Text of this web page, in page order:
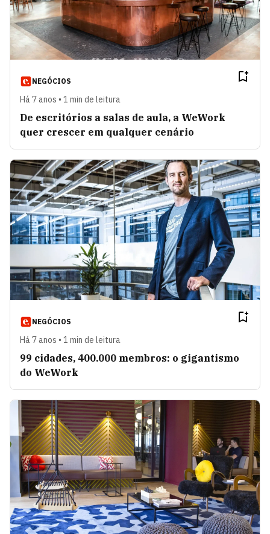
NEGÓCIOS
Há 7 anos • 1 min de leitura
De escritórios a salas de aula, a WeWork
quer crescer em qualquer cenário
NEGÓCIOS
Há 7 anos • 1 min de leitura
99 cidades, 400.000 membros: o gigantismo
do WeWork